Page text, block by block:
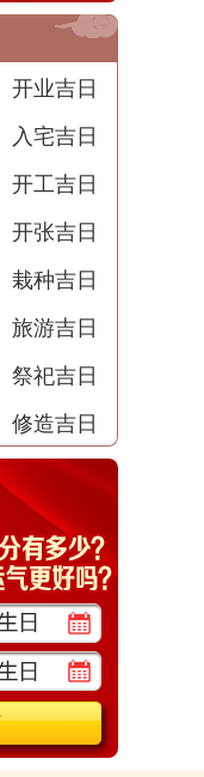
开业吉日
入宅吉日
开工吉日
开张吉日
栽种吉日
旅游吉日
祭祀吉日
修造吉日